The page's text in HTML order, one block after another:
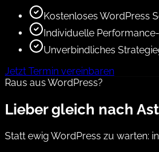
Kostenloses WordPress
Individuelle
Unverbindliches
Jetzt Termin vereinbaren
Raus aus WordPress?
Lieber gleich nach
Statt ewig WordPress zu warten: